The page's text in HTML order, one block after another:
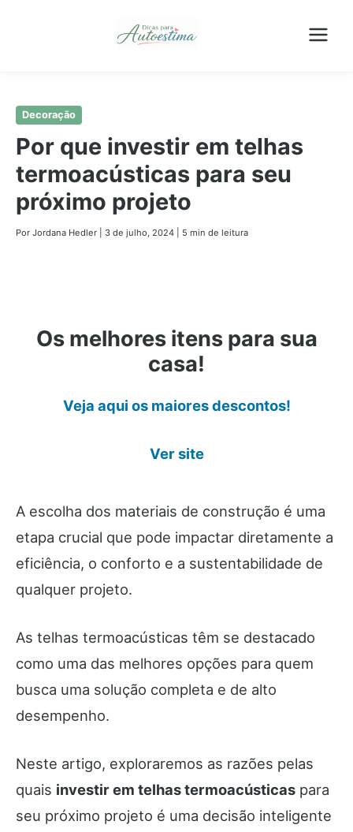
Pular
conteúdo
principal
Decoração
Por que investir em telhas
termoacústicas para seu
próximo projeto
Por Jordana Hedler 3 de julho, 2024 5 min de leitura
Os melhores itens para sua
casa!
Veja aqui os maiores descontos!
Ver site
A escolha dos materiais de construção é uma
etapa crucial que pode impactar diretamente a
eficiência, o conforto e a sustentabilidade de
qualquer projeto.
As telhas termoacústicas têm se destacado
como uma das melhores opções para quem
busca uma solução completa e de alto
desempenho.
Neste artigo, exploraremos as razões pelas
quais investir em telhas termoacústicas para
seu próximo projeto é uma decisão inteligente